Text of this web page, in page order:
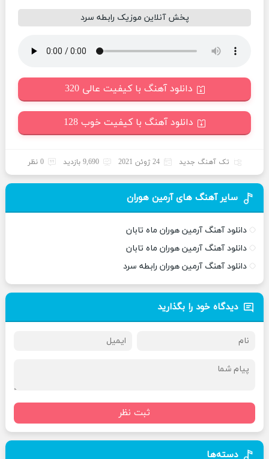
پخش آنلاین موزیک رابطه سرد
دانلود آهنگ با کیفیت عالی 320
دانلود آهنگ با کیفیت خوب 128
تک آهنگ جدید 24 ژوئن 2021 9,690 بازدید 0 نظر
سایر آهنگ های آرمین هوران
دانلود آهنگ آرمین هوران ماه تابان
دانلود آهنگ آرمین هوران ماه تابان
دانلود آهنگ آرمین هوران رابطه سرد
دیدگاه خود را بگذارید
ثبت نظر
دسته‌ها